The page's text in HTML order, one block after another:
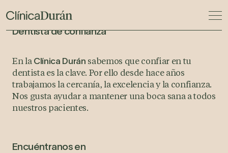
Dentista de confianza
En la Clínica Durán sabemos que confiar en tu
dentista es la clave. Por ello desde hace años
trabajamos la cercanía, la excelencia y la confianza.
Nos gusta ayudar a mantener una boca sana a todos
nuestros pacientes.
Encuéntranos en